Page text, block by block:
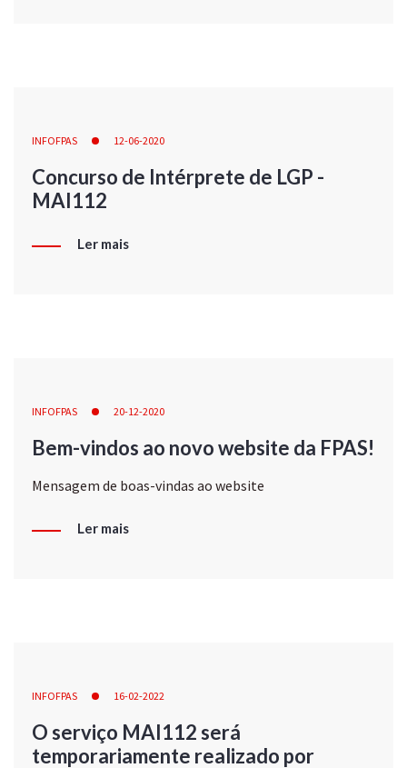
INFOFPAS 12-06-2020
Concurso de Intérprete de LGP -
MAI112
Ler mais
INFOFPAS 20-12-2020
Bem-vindos ao novo website da FPAS!
Mensagem de boas-vindas ao website
Ler mais
INFOFPAS 16-02-2022
O serviço MAI112 será
temporariamente realizado por